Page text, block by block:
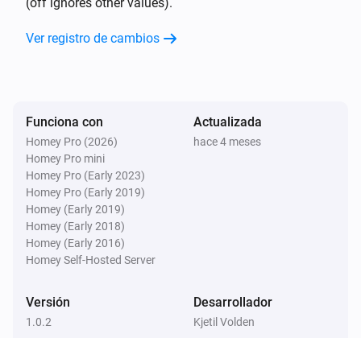
Ver registro de cambios
Funciona con
Homey Pro (2026)
Homey Pro mini
Homey Pro (Early 2023)
Homey Pro (Early 2019)
Homey (Early 2019)
Homey (Early 2018)
Homey (Early 2016)
Homey Self-Hosted Server
Actualizada
hace 4 meses
Versión
1.0.2
Desarrollador
Kjetil Volden